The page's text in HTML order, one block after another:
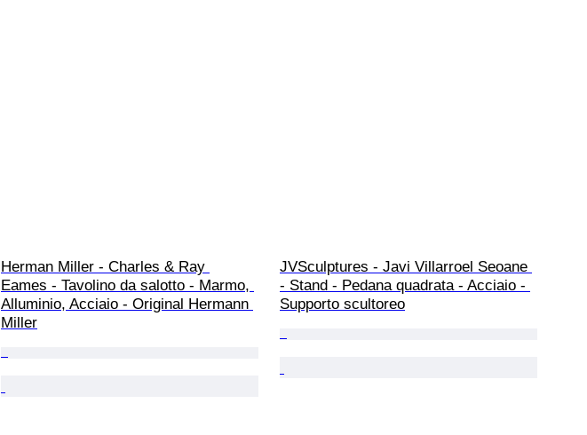
Herman Miller - Charles & Ray
Eames - Tavolino da salotto - Marmo,
Alluminio, Acciaio - Original Hermann
Miller
JVSculptures - Javi Villarroel Seoane
- Stand - Pedana quadrata - Acciaio -
Supporto scultoreo